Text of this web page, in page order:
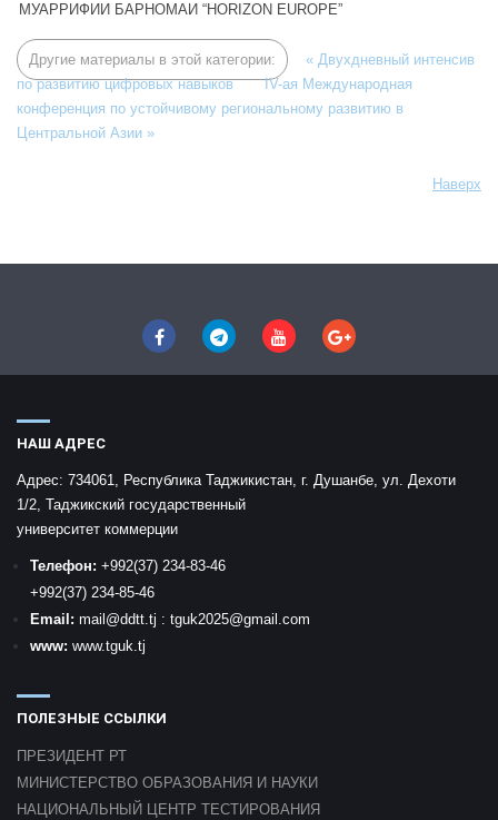
МУАРРИФИИ БАРНОМАИ “HORIZON EUROPE”
Другие материалы в этой категории:
« Двухдневный интенсив
по развитию цифровых навыков
IV-ая Международная
конференция по устойчивому региональному развитию в
Центральной Азии »
Наверх
НАШ АДРЕС
Адрес: 734061, Республика Таджикистан, г. Душанбе, ул. Дехоти
1/2, Таджикский государственный
университет коммерции
Телефон: +992(37) 234-83-46
+992(37) 234-85-46
Email: mail @ddtt.tj : tguk2025@gmail.com
www: www.tguk.tj
ПОЛЕЗНЫЕ ССЫЛКИ
ПРЕЗИДЕНТ РТ
МИНИСТЕРСТВО ОБРАЗОВАНИЯ И НАУКИ
НАЦИОНАЛЬНЫЙ ЦЕНТР ТЕСТИРОВАНИЯ